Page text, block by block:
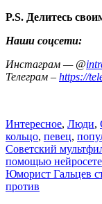
P.S. Делитесь
Наши соцсети:
Инстаграм — @
Телеграм – https://
Интересное, Люди,
кольцо, певец,
Навигация
по
записям
Советский
помощью
Юморист Гальцев
против